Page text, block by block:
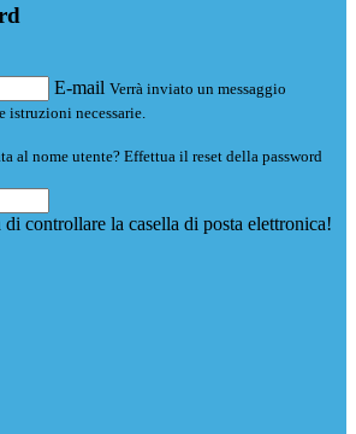
E-mail Verrà inviato un messaggio
necessarie.
al nome utente? Effettua il reset della password
controllare la casella di posta elettronica!